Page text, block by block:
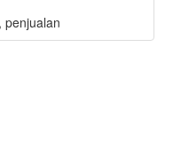
penjualan